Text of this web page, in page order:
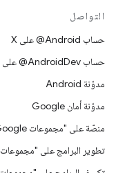
التواصل
حساب ‎@Android على X
حساب ‎@AndroidDev على X
مدوّنة Android
مدوّنة أمان Google
منصّة على "مجموعات Google"
تطوير البرامج على "مجموعات Google"